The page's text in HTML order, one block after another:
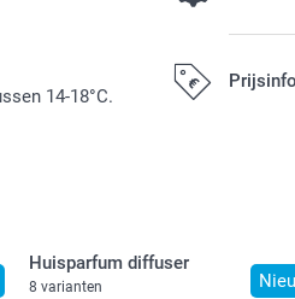
14-18°C.
Afkoeling
Huisparfum diffuser
8 varianten